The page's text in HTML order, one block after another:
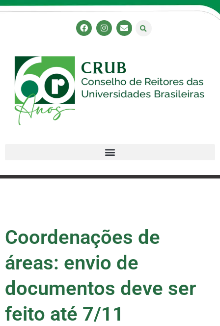
Coordenações de
áreas: envio de
documentos deve ser
feito até 7/11